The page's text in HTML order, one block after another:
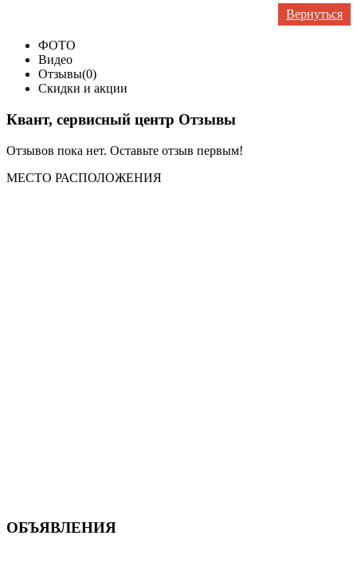
Вернуться
ФОТО
Видео
Отзывы(0)
Скидки и акции
Квант, сервисный центр Отзывы
Отзывов пока нет. Оставьте отзыв первым!
МЕСТО РАСПОЛОЖЕНИЯ
ОБЪЯВЛЕНИЯ